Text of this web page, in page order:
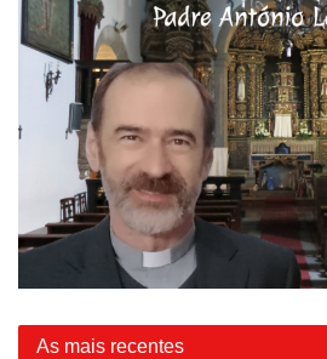
As mais recentes